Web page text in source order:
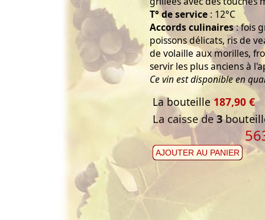
T° de service : 12°C
Accords culinaires: fois
poissons délicats, ris de
de volaille aux morilles,
servir les plus anciens à
Ce vin est disponible en
La bouteille 187,90 €
La caisse de3
AJOUTER AU PANIER